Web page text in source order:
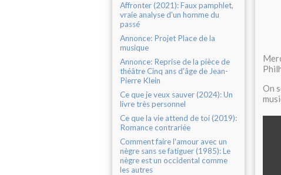
Affronter (2021): Faux pamphlet,
vraie analyse d'un homme du
passé
Annonce: Projet Place de la
musique
Annonce: Reprise de la pièce de
théâtre Cinq ans d'âge de Jean-
Pierre Klein
Ce que je veux sauver (2024): Un
livre très personnel
Ce que la vie attend de toi (2019):
Romance contrariée
Comment faire l'amour avec un
nègre sans se fatiguer (1985): Le
nègre est un occidental comme
les autres
On